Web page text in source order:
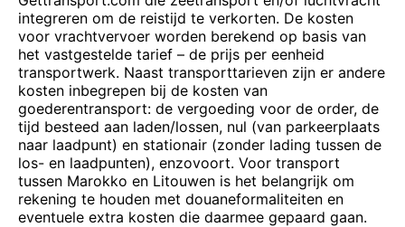
integreren om de reistijd te verkorten. De kosten
voor vrachtvervoer worden berekend op basis van
het vastgestelde tarief – de prijs per eenheid
transportwerk. Naast transporttarieven zijn er andere
kosten inbegrepen bij de kosten van
goederentransport: de vergoeding voor de order, de
tijd besteed aan laden/lossen, nul (van parkeerplaats
naar laadpunt) en stationair (zonder lading tussen de
los- en laadpunten), enzovoort. Voor transport
tussen Marokko en Litouwen is het belangrijk om
rekening te houden met douaneformaliteiten en
eventuele extra kosten die daarmee gepaard gaan.